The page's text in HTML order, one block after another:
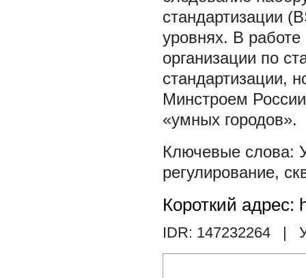
стандартизации
уровнях. В
организации по
стандартизации,
Минстроем
«умных городов».
регулирование,
Короткий адрес:
IDR: 147232264 |